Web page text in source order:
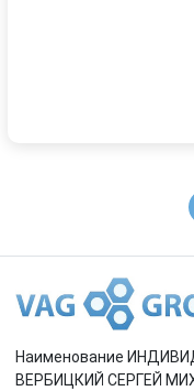
Наименование
ВЕРБИЦКИЙ СЕРГЕЙ